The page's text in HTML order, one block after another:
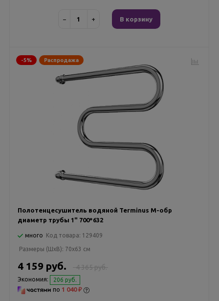
− + В корзину
-5% Распродажа
Полотенцесушитель водяной Terminus М-обр
диаметр трубы 1" 700*632
много Код товара: 129409
Размеры (ШxВ): 70x63 см
4 365 руб.
4 159 руб.
Экономия: 206 руб.
по 1 040 ₽